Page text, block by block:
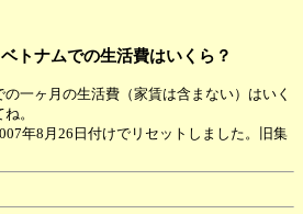
トナムでの生活費はいくら？
一ヶ月の生活費（家賃は含まない）はいく
。
年8月26日付けでリセットしました。旧集